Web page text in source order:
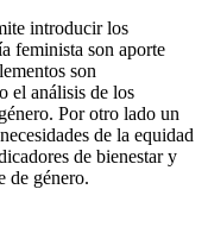
introducir los
feminista son aporte
son
el análisis de los
Por otro lado un
de la equidad
de bienestar y
de género.